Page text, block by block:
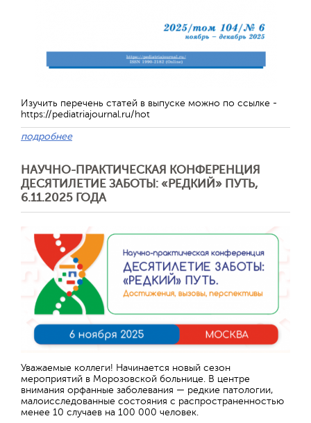
Изучить перечень статей в выпуске можно по ссылке -
https://pediatriajournal.ru/hot
подробнее
НАУЧНО-ПРАКТИЧЕСКАЯ КОНФЕРЕНЦИЯ
ДЕСЯТИЛЕТИЕ ЗАБОТЫ: «РЕДКИЙ» ПУТЬ,
6.11.2025 ГОДА
Уважаемые коллеги! Начинается новый сезон
мероприятий в Морозовской больнице. В центре
внимания орфанные заболевания — редкие патологии,
малоисследованные состояния с распространенностью
менее 10 случаев на 100 000 человек.